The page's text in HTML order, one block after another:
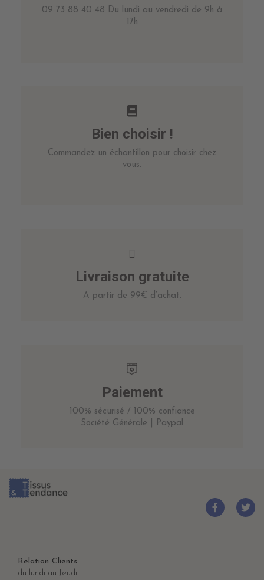
09 73 88 40 48 Du lundi au vendredi de 9h à
17h
Bien choisir !
Commandez un échantillon pour choisir chez
vous.
Livraison gratuite
A partir de 99€ d’achat.
Paiement
100% sécurisé / 100% confiance
Société Générale | Paypal
Relation Clients
du lundi au Jeudi